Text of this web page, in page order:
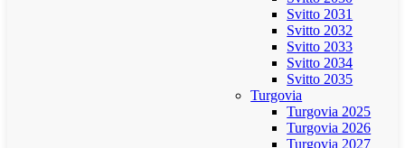
Svitto 2031
Svitto 2032
Svitto 2033
Svitto 2034
Svitto 2035
Turgovia
Turgovia 2025
Turgovia 2026
Turgovia 2027